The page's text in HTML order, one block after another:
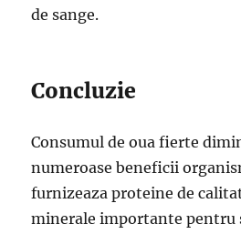
de sange.
Concluzie
Consumul de oua fierte
numeroase beneficii
furnizeaza proteine de
minerale importante pentru